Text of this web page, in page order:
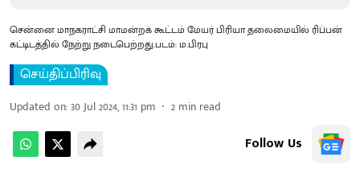
சென்னை மாநகராட்சி மாமன்றக் கூட்டம் மேயர் பிரியா தலைமையில் ரிப்பன்
கட்டிடத்தில் நேற்று நடைபெற்றது.படம்: ம.பிரபு
செய்திப்பிரிவு
Updated on:30 Jul 2024, 11:31 pm 2 min read
Follow Us